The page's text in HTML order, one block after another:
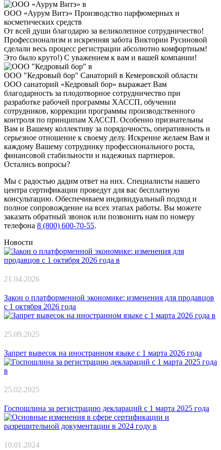
ООО «Аурум Витэ» Производство парфюмерных и
косметических средств
От всей души благодарю за великолепное сотрудничество!
Профессионализм и искренняя забота Виктории Русиновой
сделали весь процесс регистрации абсолютно комфортным!
Это было круто!) С уважением к вам и вашей компании!
ООО "Кедровый бор" Санаторий в Кемеровской области
ООО санаторий «Кедровый бор» выражает Вам
благодарность за плодотворное сотрудничество при
разработке рабочей программы ХАССП, обучении
сотрудников, коррекции программы производственного
контроля по принципам ХАССП. Особенно признательны
Вам и Вашему коллективу за порядочность, оперативность и
серьезное отношение к своему делу. Искренне желаем Вам и
каждому Вашему сотруднику профессионального роста,
финансовой стабильности и надежных партнеров.
Остались вопросы?
Мы с радостью дадим ответ на них. Специалисты нашего
центра сертификации проведут для вас бесплатную
консультацию. Обеспечиваем индивидуальный подход и
полное сопровождение на всех этапах работы. Вы можете
заказать обратный звонок или позвонить нам по номеру
телефона 8 (800) 600-70-55.
Новости
21.04.2026
Закон о платформенной экономике: изменения для продавцов
с 1 октября 2026 года
25.09.2025
Запрет вывесок на иностранном языке с 1 марта 2026 года
25.02.2025
Госпошлина за регистрацию деклараций с 1 марта 2025 года
10.01.2024